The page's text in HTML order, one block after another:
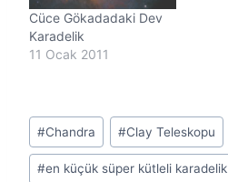
Cüce Gökadadaki Dev
Karadelik
11 Ocak 2011
Post
Tags:
#Chandra #Clay Teleskopu
#en küçük süper kütleli karadelik